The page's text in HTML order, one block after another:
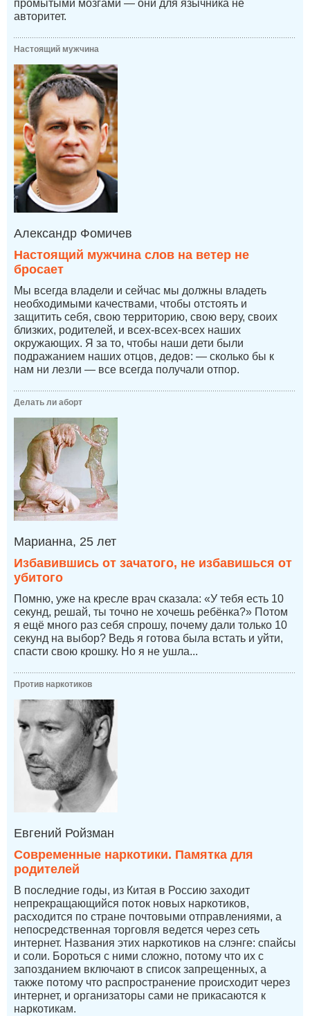
промытыми мозгами — они для язычника не
авторитет.
Настоящий мужчина
Александр Фомичев
Настоящий мужчина слов на ветер не
бросает
Мы всегда владели и сейчас мы должны владеть
необходимыми качествами, чтобы отстоять и
защитить себя, свою территорию, свою веру, своих
близких, родителей, и всех-всех-всех наших
окружающих. Я за то, чтобы наши дети были
подражанием наших отцов, дедов: — сколько бы к
нам ни лезли — все всегда получали отпор.
Делать ли аборт
Марианна, 25 лет
Избавившись от зачатого, не избавишься от
убитого
Помню, уже на кресле врач сказала: «У тебя есть 10
секунд, решай, ты точно не хочешь ребёнка?» Потом
я ещё много раз себя спрошу, почему дали только 10
секунд на выбор? Ведь я готова была встать и уйти,
спасти свою крошку. Но я не ушла...
Против наркотиков
Евгений Ройзман
Современные наркотики. Памятка для
родителей
В последние годы, из Китая в Россию заходит
непрекращающийся поток новых наркотиков,
расходится по стране почтовыми отправлениями, а
непосредственная торговля ведется через сеть
интернет. Названия этих наркотиков на слэнге: спайсы
и соли. Бороться с ними сложно, потому что их с
запозданием включают в список запрещенных, а
также потому что распространение происходит через
интернет, и организаторы сами не прикасаются к
наркотикам.